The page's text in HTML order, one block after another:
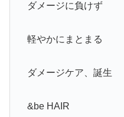
ダメージに負けず
軽やかにまとまる
ダメージケア、誕生
&be HAIR